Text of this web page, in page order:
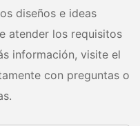
diseños e ideas
atender los requisitos
información, visite el
con preguntas o